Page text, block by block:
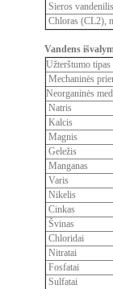
Sieros
Chloras (CL2),
Vandens
Užterštumo tipas
Mechaninės
Neorganinės
Natris
Kalcis
Magnis
Geležis
Manganas
Varis
Nikelis
Cinkas
Švinas
Chloridai
Nitratai
Fosfatai
Sulfatai